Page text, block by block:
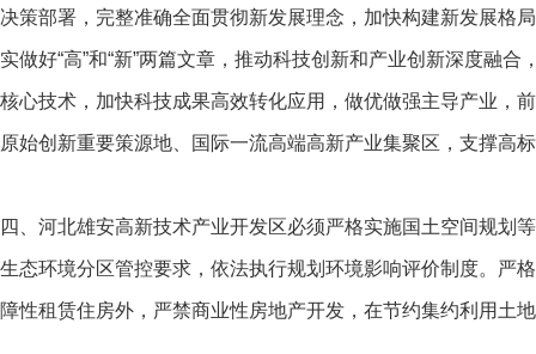
决策部署，完整准确全面贯彻新发展理念，加快构建新发展格
实做好“高”和“新”两篇文章，推动科技创新和产业创新深度融
核心技术，加快科技成果高效转化应用，做优做强主导产业，
原始创新重要策源地、国际一流高端高新产业集聚区，支撑高
四、河北雄安高新技术产业开发区必须严格实施国土空间规划
生态环境分区管控要求，依法执行规划环境影响评价制度。严
障性租赁住房外，严禁商业性房地产开发，在节约集约利用土